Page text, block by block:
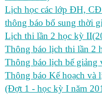
Lịch học các lớp ĐH,
thông báo bổ sung thời
Lịch thi lần 2 học kỳ
Thông báo lịch thi lần 2
Thông báo lịch bế giảng
Thông báo Kế hoạch
(Đợt 1 - học kỳ I năm